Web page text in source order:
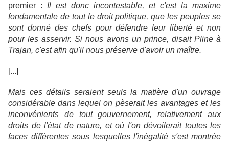
premier : Il est donc incontestable, et c'est la maxime
fondamentale de tout le droit politique, que les peuples se
sont donné des chefs pour défendre leur liberté et non
pour les asservir. Si nous avons un prince, disait Pline à
Trajan, c'est afin qu'il nous préserve d'avoir un maître.
[...]
Mais ces détails seraient seuls la matière d'un ouvrage
considérable dans lequel on pèserait les avantages et les
inconvénients de tout gouvernement, relativement aux
droits de l'état de nature, et où l'on dévoilerait toutes les
faces différentes sous lesquelles l'inégalité s'est montrée